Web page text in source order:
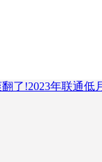
翻了!2023年联通